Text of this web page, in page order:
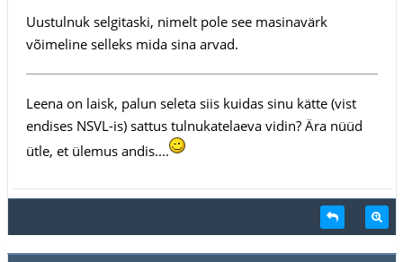
Uustulnuk selgitaski, nimelt pole see masinavärk
võimeline selleks mida sina arvad.
Leena on laisk, palun seleta siis kuidas sinu kätte (vist
endises NSVL-is) sattus tulnukatelaeva vidin? Ära nüüd
ütle, et ülemus andis....